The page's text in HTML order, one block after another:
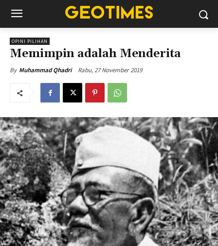
OPINI PILIHAN
Memimpin adalah Menderita
By Muhammad Qhadri Rabu, 27 November 2019